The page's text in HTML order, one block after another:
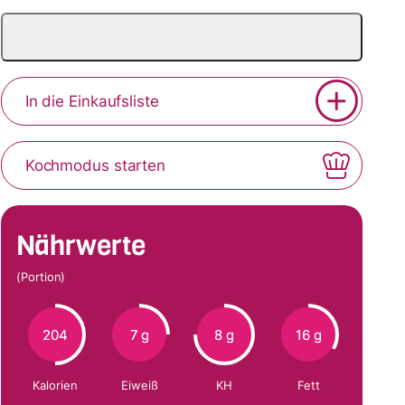
In die Einkaufsliste
Kochmodus starten
Nährwerte
(Portion)
204
Kalorien
7 g
Eiweiß
8 g
KH
16 g
Fett